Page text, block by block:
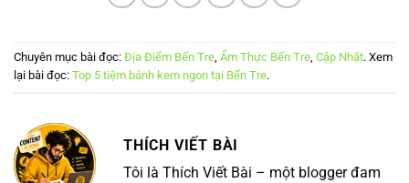
Chuyên mục bài đọc: Địa Điểm Bến Tre, Ẩm Thực Bến Tre, Cập Nhật. Xem
lại bài đọc: Top 5 tiệm bánh kem ngon tại Bến Tre.
THÍCH VIẾT BÀI
Tôi là Thích Viết Bài – một blogger đam